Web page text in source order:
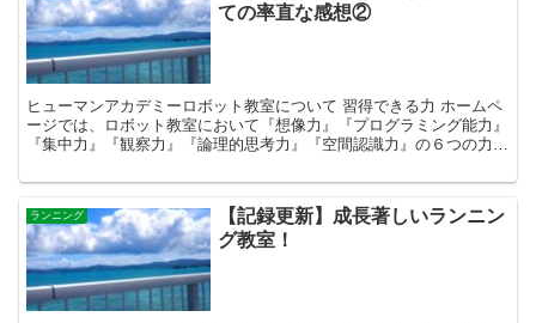
ての率直な感想②
ヒューマンアカデミーロボット教室について 習得できる力 ホームペ
ージでは、ロボット教室において『想像力』『プログラミング能力』
『集中力』『観察力』『論理的思考力』『空間認識力』の６つの力を
ランニング
【記録更新】成長著しいランニン
グ教室！